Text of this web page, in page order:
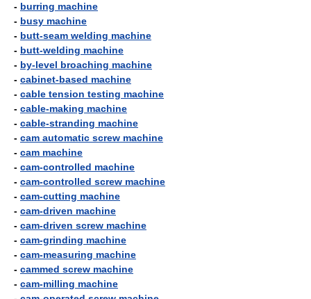
- burring machine
- busy machine
- butt-seam welding machine
- butt-welding machine
- by-level broaching machine
- cabinet-based machine
- cable tension testing machine
- cable-making machine
- cable-stranding machine
- cam automatic screw machine
- cam machine
- cam-controlled machine
- cam-controlled screw machine
- cam-cutting machine
- cam-driven machine
- cam-driven screw machine
- cam-grinding machine
- cam-measuring machine
- cammed screw machine
- cam-milling machine